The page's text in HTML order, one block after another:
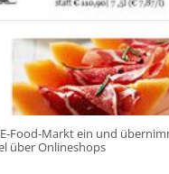
Food-Markt ein und
über Onlineshops